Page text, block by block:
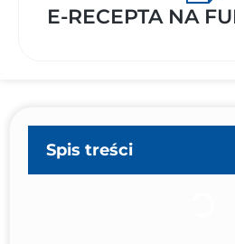
E-RECEPTA NA
Spis treści